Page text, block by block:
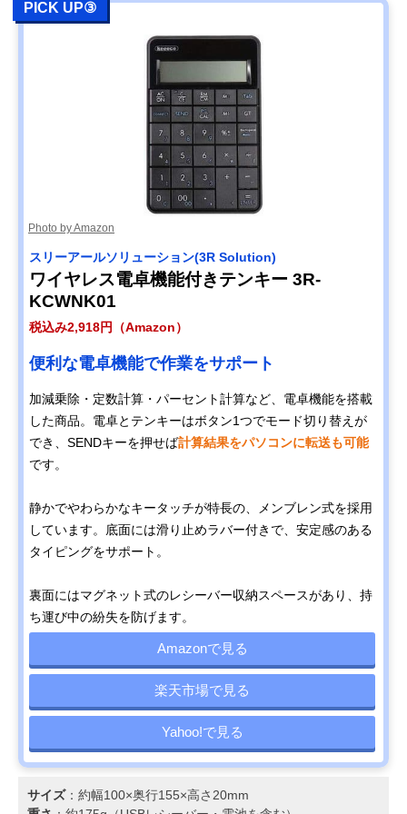
PICK UP③
Photo by Amazon
スリーアールソリューション(3R Solution)
ワイヤレス電卓機能付きテンキー 3R-
KCWNK01
税込み2,918円（Amazon）
便利な電卓機能で作業をサポート
加減乗除・定数計算・パーセント計算など、電卓機能を搭載
した商品。電卓とテンキーはボタン1つでモード切り替えが
でき、SENDキーを押せば計算結果をパソコンに転送も可能
です。
静かでやわらかなキータッチが特長の、メンブレン式を採用
しています。底面には滑り止めラバー付きで、安定感のある
タイピングをサポート。
裏面にはマグネット式のレシーバー収納スペースがあり、持
ち運び中の紛失を防げます。
Amazonで見る
楽天市場で見る
Yahoo!で見る
サイズ：約幅100×奥行155×高さ20mm